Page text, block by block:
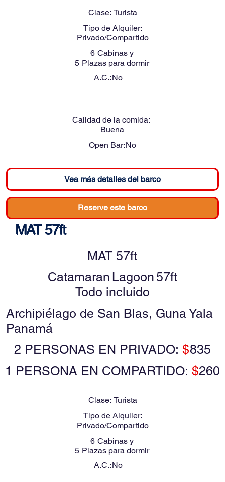
Clase: Turista
Tipo de Alquiler:
Privado/Compartido
6 Cabinas y
5 Plazas para dormir
A.C.:No
Calidad de la comida:
Buena
Open Bar:No
Vea más detalles del barco
Reserve este barco
MAT 57ft
MAT 57ft
Catamaran Lagoon57ft
Todo incluido
Archipiélago de San Blas, Guna Yala
Panamá
2 PERSONAS EN PRIVADO:$835
1 PERSONA EN COMPARTIDO: $260
Clase: Turista
Tipo de Alquiler:
Privado/Compartido
6 Cabinas y
5 Plazas para dormir
A.C.:No